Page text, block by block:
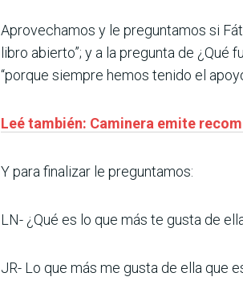
Aprovechamos y le preguntamos si
libro abierto”; y a la pregunta de
“porque siempre hemos tenido el
Leé también: Caminera emite
Y para finalizar le preguntamos:
LN- ¿Qué es lo que más te gusta de
JR- Lo que más me gusta de ella que